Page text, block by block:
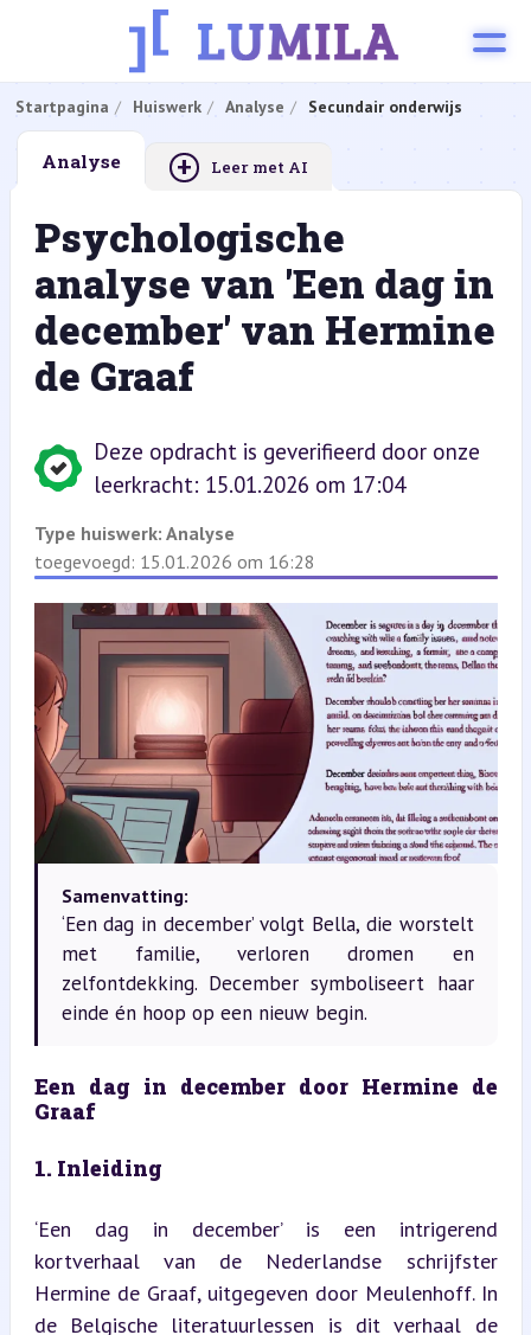
Startpagina Huiswerk Analyse Secundair onderwijs
Analyse + Leer met AI
Psychologische
analyse van 'Een dag in
december' van Hermine
de Graaf
Deze opdracht is geverifieerd door onze
leerkracht: 15.01.2026 om 17:04
Type huiswerk: Analyse
toegevoegd: 15.01.2026 om 16:28
Samenvatting:
‘Een dag in december’ volgt Bella, die worstelt
met familie, verloren dromen en
zelfontdekking. December symboliseert haar
einde én hoop op een nieuw begin.
Een dag in december door Hermine de
Graaf
1. Inleiding
‘Een dag in december’ is een intrigerend
kortverhaal van de Nederlandse schrijfster
Hermine de Graaf, uitgegeven door Meulenhoff. In
de Belgische literatuurlessen is dit verhaal de